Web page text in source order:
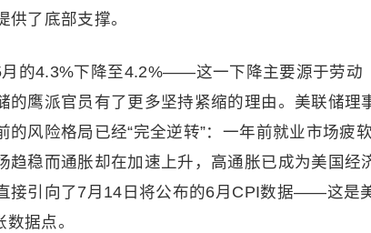
了底部支撑。
的4.3%下降至4.2%——这一下降主要源于劳动
鹰派官员有了更多坚持紧缩的理由。美联储理
风险格局已经“完全逆转”：一年前就业市场疲软
稳而通胀却在加速上升，高通胀已成为美国经
接引向了7月14日将公布的6月CPI数据——这是
据点。